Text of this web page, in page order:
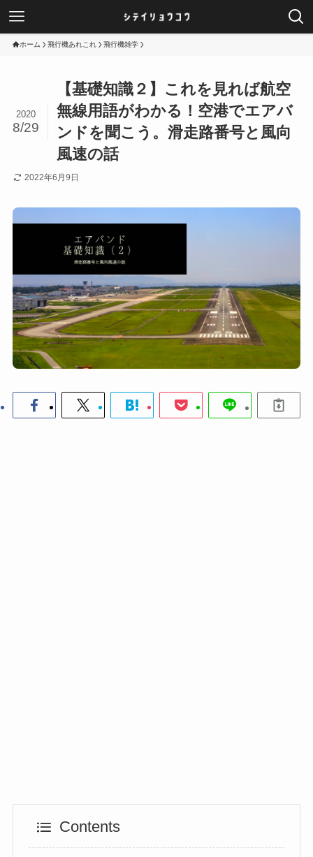
ホーム 飛行機あれこれ 飛行機雑学
【基礎知識２】これを見れば航空
無線用語がわかる！空港でエアバ
ンドを聞こう。滑走路番号と風向
風速の話
2020
8/29
2022年6月9日
Contents